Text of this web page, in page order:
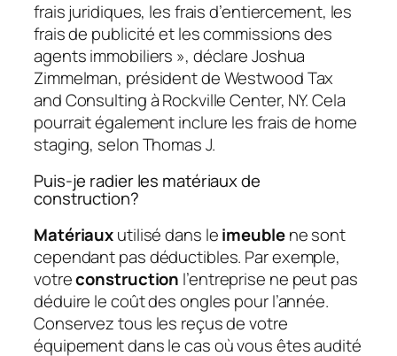
frais juridiques, les frais d’entiercement, les
frais de publicité et les commissions des
agents immobiliers », déclare Joshua
Zimmelman, président de Westwood Tax
and Consulting à Rockville Center, NY. Cela
pourrait également inclure les frais de home
staging, selon Thomas J.
Puis-je radier les matériaux de
construction?
Matériauxutilisé dans leimeublene sont
cependant pas déductibles. Par exemple,
votreconstruction l’entreprise ne peut pas
déduire le coût des ongles pour l’année.
Conservez tous les reçus de votre
équipement dans le cas où vous êtes audité